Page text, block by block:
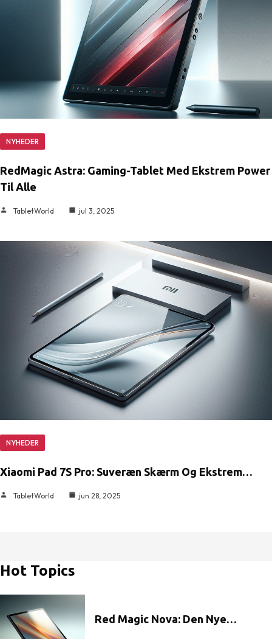
NYHEDER
RedMagic Astra: Gaming-Tablet Med Ekstrem Power
Til Alle
TabletWorld jul 3, 2025
NYHEDER
Xiaomi Pad 7S Pro: Suveræn Skærm Og Ekstrem…
TabletWorld jun 28, 2025
Hot Topics
Red Magic Nova: Den Nye…